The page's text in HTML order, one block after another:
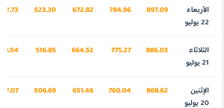
الأربعاء
22 يوليو
897.09
784.96
672.82
523.30
الثلاثاء
21 يوليو
886.03
775.27
664.52
516.85
الإثنين
20 يوليو
868.62
760.04
651.46
506.69